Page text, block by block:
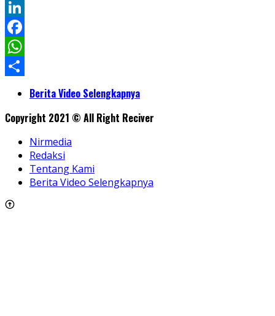
Twitter
LinkedIn
Facebook
WhatsApp
ShareBerita Video Selengkapnya
Copyright 2021 © All Right Reciver
Nirmedia
Redaksi
Tentang Kami
Berita Video Selengkapnya